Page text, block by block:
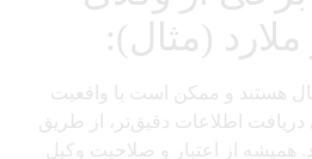
ملارد (مثال):
هستند و ممکن است با واقعیت
اطلاعات دقیق‌تر، از طریق
همیشه از اعتبار و صلاحیت وکیل